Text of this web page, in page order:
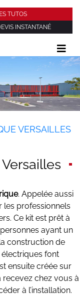
TUTOS
INSTANTANÉ
VERSAILLES
. Appelée aussi
les professionnels
Ce kit est prêt à
ayant un
construction de
font
ensuite créée sur
recevez chez vous à
à l’installation.